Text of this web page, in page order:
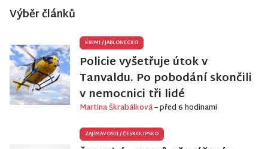
Výběr článků
KRIMI /JABLONECKO
Policie vyšetřuje útok v
Tanvaldu. Po pobodání skončili
v nemocnici tři lidé
Martina Škrabálková– před 6 hodinami
ZAJÍMAVOSTI /ČESKOLIPSKO